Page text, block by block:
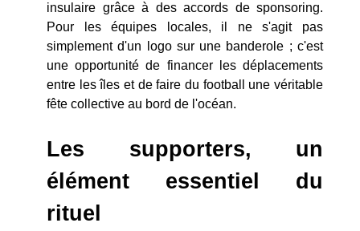
insulaire grâce à des accords de sponsoring.
Pour les équipes locales, il ne s'agit pas
simplement d'un logo sur une banderole ; c'est
une opportunité de financer les déplacements
entre les îles et de faire du football une véritable
fête collective au bord de l'océan.
Les supporters, un
élément essentiel du
rituel